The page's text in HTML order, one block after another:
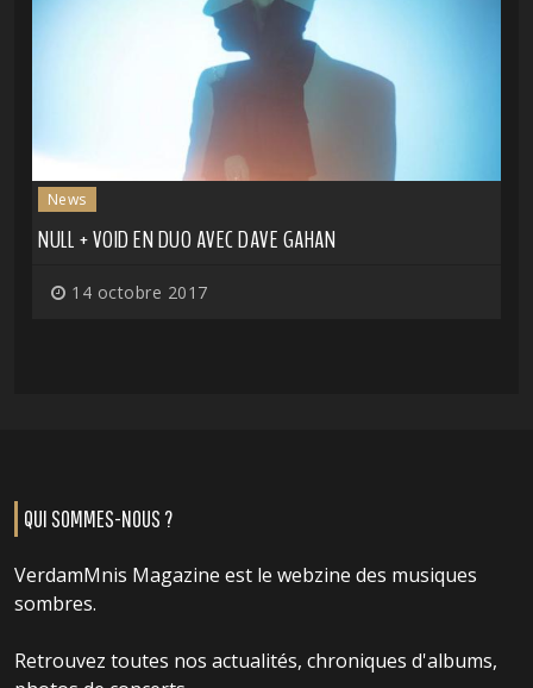
News
NULL + VOID EN DUO AVEC DAVE GAHAN
14 octobre 2017
QUI SOMMES-NOUS ?
VerdamMnis Magazine est le webzine des musiques
sombres.
Retrouvez toutes nos actualités, chroniques d'albums,